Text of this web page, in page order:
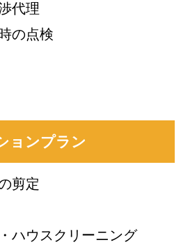
代理
の点検
ョンプラン
剪定
ハウスクリーニング